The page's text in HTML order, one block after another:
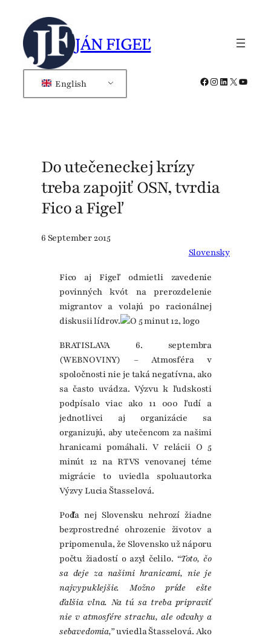
content
JÁN FIGEĽ
English Facebook
Instagram
LinkedIn
X
Do utečeneckej krízy
treba zapojiť OSN, tvrdia
Fico a Figeľ
6 September 2015
Slovensky
Fico aj Figeľ odmietli zavedenie
povinných kvót na prerozdelenie
migrantov a volajú po racionálnej
diskusii lídrov.
BRATISLAVA 6. septembra
(WEBNOVINY) – Atmosféra v
spoločnosti nie je taká negatívna, ako
sa často uvádza. Výzvu k ľudskosti
podpísalo viac ako 11 000 ľudí a
jednotlivci aj organizácie sa
organizujú, aby utečencom za našimi
hranicami pomáhali. V relácii O 5
minút 12 na RTVS venovanej téme
migrácie to uviedla spoluautorka
Výzvy Lucia Štasselová.
Podľa nej Slovensku nehrozí žiadne
bezprostredné ohrozenie životov a
pripomenula, že Slovensko už náporu
počtu žiadostí o azyl čelilo. “Toto, čo
sa deje za našimi hranicami, nie je
najvypuklejšie. Možno príde ešte
ďalšia vlna. Na tú sa treba pripraviť
nie v atmosfére strachu, ale odvahy a
sebavedomia,”uviedla Štasselová. Ako